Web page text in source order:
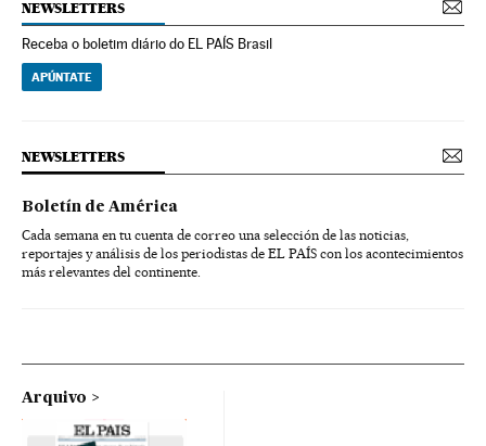
NEWSLETTERS
Receba o boletim diário do EL PAÍS Brasil
APÚNTATE
NEWSLETTERS
Boletín de América
Cada semana en tu cuenta de correo una selección de las noticias,
reportajes y análisis de los periodistas de EL PAÍS con los acontecimientos
más relevantes del continente.
Arquivo